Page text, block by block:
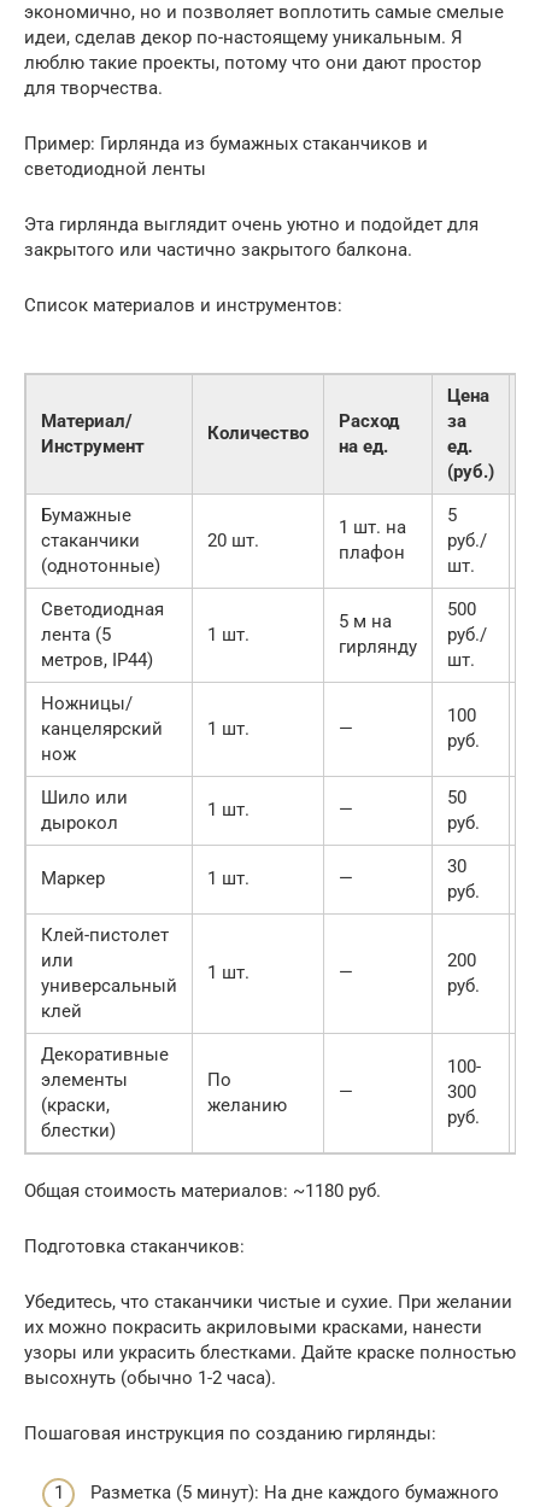
экономично, но и позволяет воплотить самые смелые
идеи, сделав декор по-настоящему уникальным. Я
люблю такие проекты, потому что они дают простор
для творчества.
Пример: Гирлянда из бумажных стаканчиков и
светодиодной ленты
Эта гирлянда выглядит очень уютно и подойдет для
закрытого или частично закрытого балкона.
Список материалов и инструментов:
Материал/
Инструмент
Количество
Расход
на ед.
Цена
за
ед.
(руб.)
Бумажные
стаканчики
(однотонные)
20 шт.
1 шт. на
плафон
5
руб./
шт.
Светодиодная
лента (5
метров, IP44)
1 шт.
5 м на
гирлянду
500
руб./
шт.
Ножницы/
канцелярский
нож
1 шт. —
100
руб.
Шило или
дырокол
1 шт. —
50
руб.
Маркер 1 шт. —
30
руб.
Клей-пистолет
или
универсальный
клей
1 шт. —
200
руб.
Декоративные
элементы
(краски,
блестки)
По
желанию
—
100-
300
руб.
Общая стоимость материалов: ~1180 руб.
Подготовка стаканчиков:
Убедитесь, что стаканчики чистые и сухие. При желании
их можно покрасить акриловыми красками, нанести
узоры или украсить блестками. Дайте краске полностью
высохнуть (обычно 1-2 часа).
Пошаговая инструкция по созданию гирлянды:
Разметка (5 минут): На дне каждого бумажного